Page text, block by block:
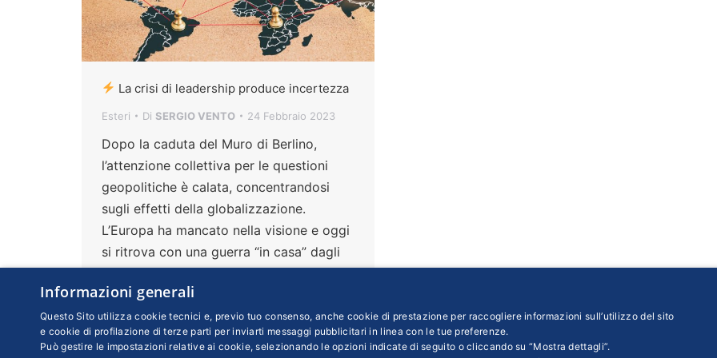
La crisi di leadership produce incertezza
Esteri Di SERGIO VENTO 24 Febbraio 2023
Dopo la caduta del Muro di Berlino,
l’attenzione collettiva per le questioni
geopolitiche è calata, concentrandosi
sugli effetti della globalizzazione.
L’Europa ha mancato nella visione e oggi
si ritrova con una guerra “in casa” dagli
esiti molto aleatori. A un anno
dall’invasione militare dell’Ucraina da
parte della Russia, una riflessione sulle
origini della più grave crisi europea dal
Informazioni generali
Questo Sito utilizza cookie tecnici e, previo tuo consenso, anche cookie di prestazione per raccogliere informazioni sull’utilizzo del sito
e cookie di profilazione di terze parti per inviarti messaggi pubblicitari in linea con le tue preferenze.
Può gestire le impostazioni relative ai cookie, selezionando le opzioni indicate di seguito o cliccando su “Mostra dettagli”.